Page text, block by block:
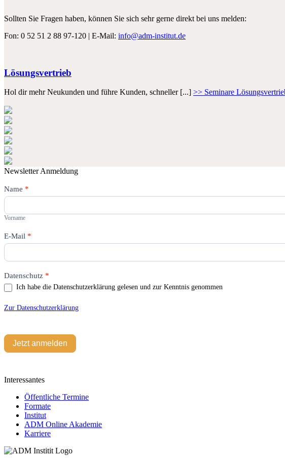
Sollten Sie Fragen haben, können Sie sich sehr gerne direkt bei uns melden:
Fon: 0 52 51 2 88 97-120 | E-Mail: info@adm-institut.de
Lösungsvertrieb
Hol dir mehr Neukunden und führe Kunden, schneller [...] >> Seminare
Newsletter Anmeldung
Newsletter
Name *
Vorname
Vorname
E-Mail *
Datenschutz *
Ich habe die Datenschutzerklärung gelesen und zur Kenntnis genommen
Zur Datenschutzerklärung
Jetzt anmelden
Falls
Du
bist,
dieses
Feld
Interessantes
Öffentliche Termine
Formate
Institut
ADM Online Akademie
Karriere